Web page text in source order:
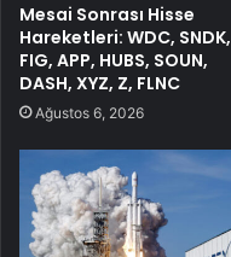
Mesai Sonrası Hisse
Hareketleri: WDC, SNDK,
FIG, APP, HUBS, SOUN,
DASH, XYZ, Z, FLNC
Ağustos 6, 2026